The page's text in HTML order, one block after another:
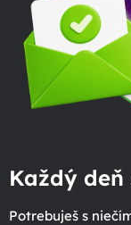
Každý
Potrebuješ s